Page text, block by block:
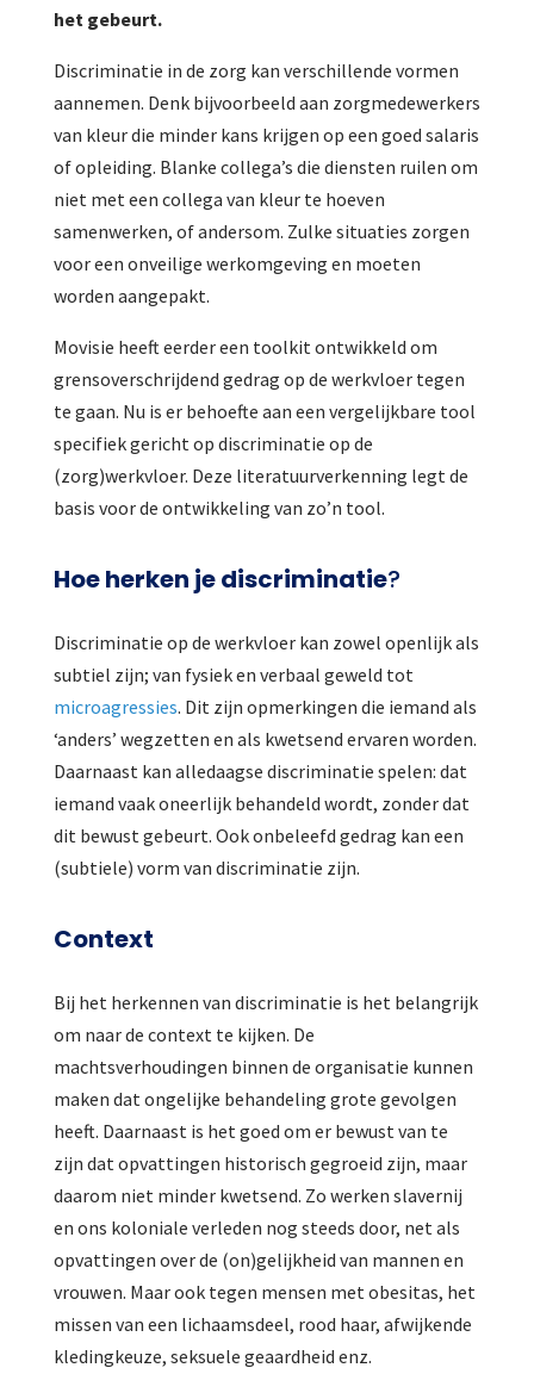
het gebeurt.
Discriminatie in de zorg kan verschillende vormen
aannemen. Denk bijvoorbeeld aan zorgmedewerkers
van kleur die minder kans krijgen op een goed salaris
of opleiding. Blanke collega’s die diensten ruilen om
niet met een collega van kleur te hoeven
samenwerken, of andersom. Zulke situaties zorgen
voor een onveilige werkomgeving en moeten
worden aangepakt.
Movisie heeft eerder een toolkit ontwikkeld om
grensoverschrijdend gedrag op de werkvloer tegen
te gaan. Nu is er behoefte aan een vergelijkbare tool
specifiek gericht op discriminatie op de
(zorg)werkvloer. Deze literatuurverkenning legt de
basis voor de ontwikkeling van zo’n tool.
Hoe herken je discriminatie?
Discriminatie op de werkvloer kan zowel openlijk als
subtiel zijn; van fysiek en verbaal geweld tot
microagressies. Dit zijn opmerkingen die iemand als
‘anders’ wegzetten en als kwetsend ervaren worden.
Daarnaast kan alledaagse discriminatie spelen: dat
iemand vaak oneerlijk behandeld wordt, zonder dat
dit bewust gebeurt. Ook onbeleefd gedrag kan een
(subtiele) vorm van discriminatie zijn.
Context
Bij het herkennen van discriminatie is het belangrijk
om naar de context te kijken. De
machtsverhoudingen binnen de organisatie kunnen
maken dat ongelijke behandeling grote gevolgen
heeft. Daarnaast is het goed om er bewust van te
zijn dat opvattingen historisch gegroeid zijn, maar
daarom niet minder kwetsend. Zo werken slavernij
en ons koloniale verleden nog steeds door, net als
opvattingen over de (on)gelijkheid van mannen en
vrouwen. Maar ook tegen mensen met obesitas, het
missen van een lichaamsdeel, rood haar, afwijkende
kledingkeuze, seksuele geaardheid enz.